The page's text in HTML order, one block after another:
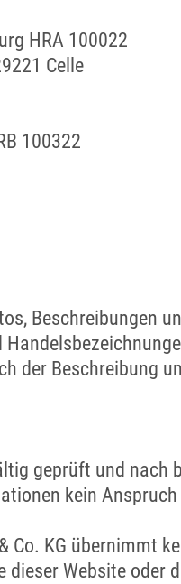
HRA 100022
Celle
100322
Beschreibungen
der Beschreibung
geprüft und nach
kein
Co. KG übernimmt
Website oder